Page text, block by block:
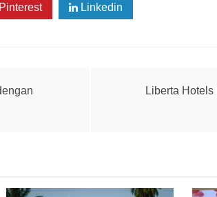
Pinterest Linkedin
Liberta